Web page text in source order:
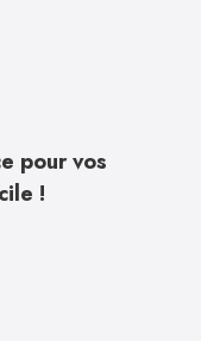
pour vos
!